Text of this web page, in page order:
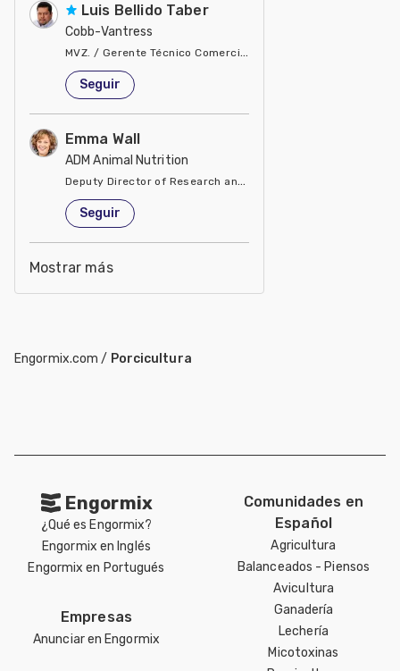
Luis Bellido Taber
Cobb-Vantress
MVZ. / Gerente Técnico Comercial del Pacto Andino
Estados Unidos de América
Seguir
Emma Wall
ADM Animal Nutrition
Deputy Director of Research and Development
Estados Unidos de América
Seguir
Mostrar más
Engormix.com / Porcicultura
Engormix
¿Qué es Engormix?
Engormix en Inglés
Engormix en Portugués
Empresas
Anunciar en Engormix
Comunidades en
Español
Agricultura
Balanceados - Piensos
Avicultura
Ganadería
Lechería
Micotoxinas